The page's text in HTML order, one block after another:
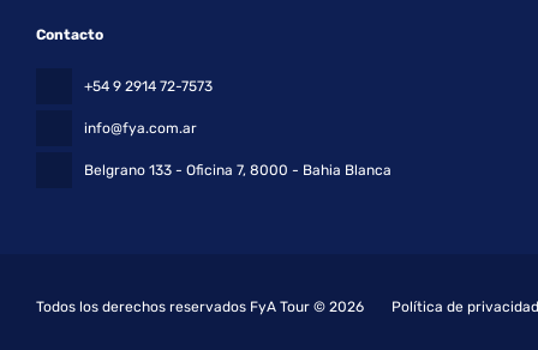
Contacto
+54 9 2914 72-7573
info@fya.com.ar
Belgrano 133 - Oficina 7, 8000 - Bahia Blanca
Todos los derechos reservados FyA Tour © 2026 Política de privacidad